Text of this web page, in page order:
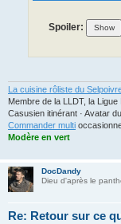
Spoiler:
La cuisine rôliste du
Membre de la LLDT, la
Casusien itinérant · Avatar
Commander multi
Modère en vert
DocDandy
Dieu d'après le
Re: Retour sur ce